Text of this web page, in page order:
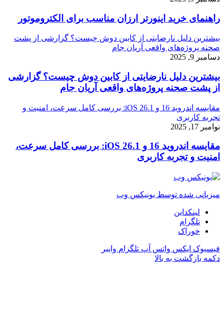
راهنمای خرید اینورتر ارزان مناسب برای الکتروموتور
بیشترین دلیل نارضایتی از کابین دوش چیست؟ گزارشی از پشت
صحنه پروژه‌های واقعی آریان جام
دسامبر 9, 2025
بیشترین دلیل نارضایتی از کابین دوش چیست؟ گزارشی
از پشت صحنه پروژه‌های واقعی آریان جام
مقایسه اندروید 16 و iOS 26.1: بررسی کامل سرعت، امنیت و
تجربه کاربری
نوامبر 17, 2025
مقایسه اندروید 16 و iOS 26.1: بررسی کامل سرعت،
امنیت و تجربه کاربری
میزبانی شده توسط یونیکس وب
لینکداین
تلگرام
خوراک
فیسبوک ایکس واتس آپ تلگرام وایبر
دکمه بازگشت به بالا